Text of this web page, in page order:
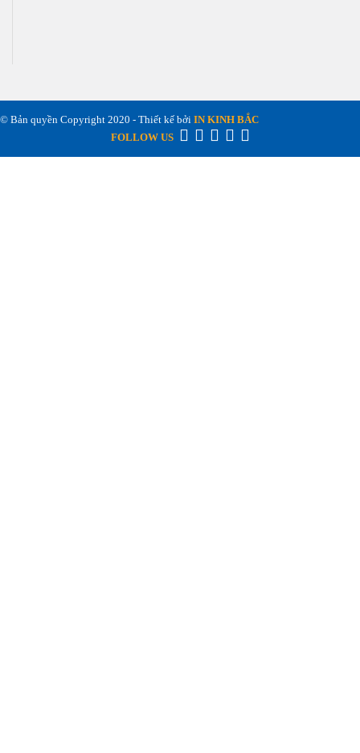
© Bản quyền Copyright 2020 - Thiết kế bởi IN KINH BẮC
FOLLOW US